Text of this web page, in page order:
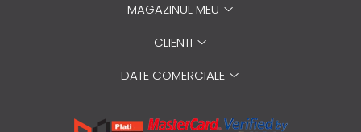
MAGAZINUL MEU
CLIENTI
DATE COMERCIALE